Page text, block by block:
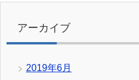
アーカイブ
2019年6月